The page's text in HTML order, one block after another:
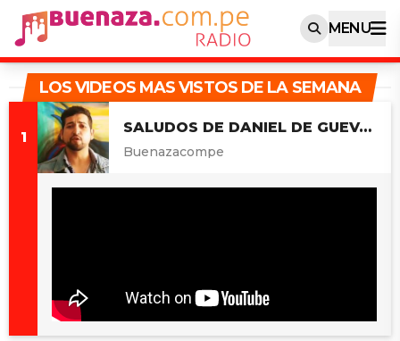
MENU
LOS VIDEOS MAS VISTOS DE LA SEMANA
SALUDOS DE DANIEL DE GUEVARA
Buenazacompe